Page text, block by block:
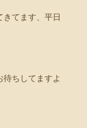
てます、平日
待ちしてますよ